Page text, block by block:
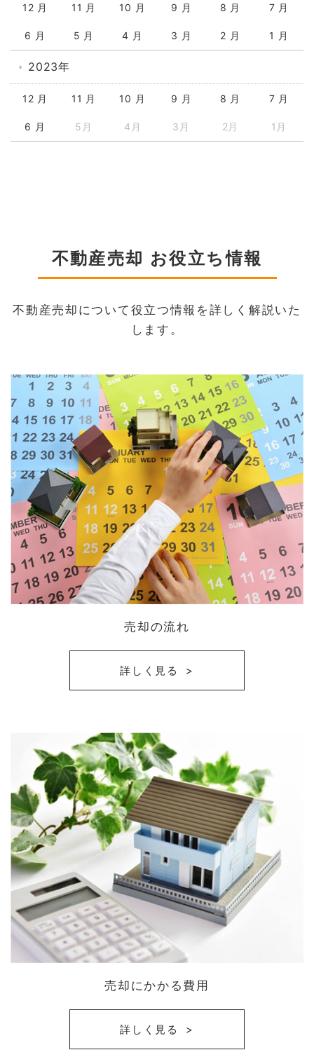
12 月 11 月 10 月 9 月 8 月 7 月
6 月 5 月 4 月 3 月 2 月 1 月
2023年
12 月 11 月 10 月 9 月 8 月 7 月
6 月 5月 4月 3月 2月 1月
不動産売却 お役立ち情報
不動産売却について役立つ情報を詳しく解説いた
します。
売却の流れ
詳しく見る
売却にかかる費用
詳しく見る